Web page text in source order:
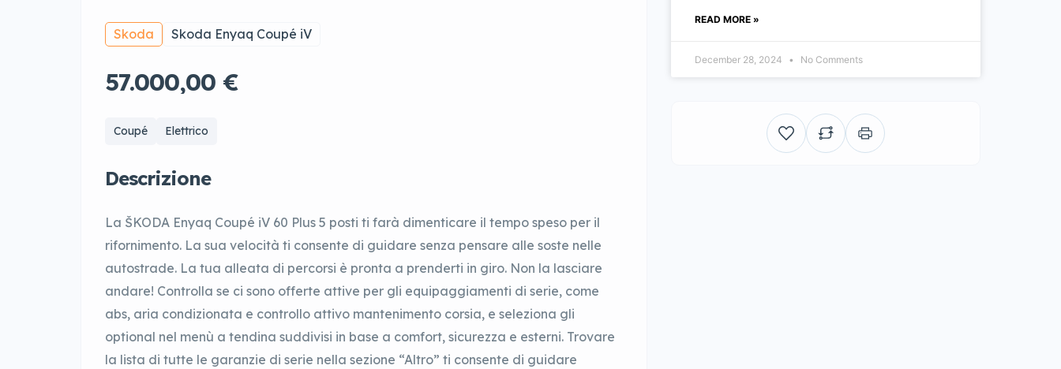
Skoda Skoda Enyaq Coupé iV
57.000,00 €
Coupé Elettrico
Descrizione
La ŠKODA Enyaq Coupé iV 60 Plus 5 posti ti farà dimenticare il tempo speso per il
rifornimento. La sua velocità ti consente di guidare senza pensare alle soste nelle
autostrade. La tua alleata di percorsi è pronta a prenderti in giro. Non la lasciare
andare! Controlla se ci sono offerte attive per gli equipaggiamenti di serie, come
abs, aria condizionata e controllo attivo mantenimento corsia, e seleziona gli
optional nel menù a tendina suddivisi in base a comfort, sicurezza e esterni. Trovare
la lista di tutte le garanzie di serie nella sezione “Altro” ti consente di guidare
READ MORE »
December 28, 2024 No Comments